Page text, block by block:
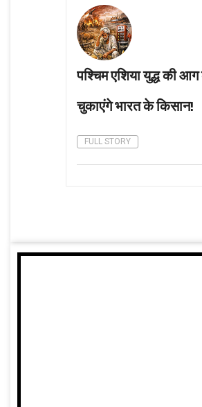
पश्चिम एशिया युद्ध की
चुकाएंगे भारत के किसान!
FULL STORY